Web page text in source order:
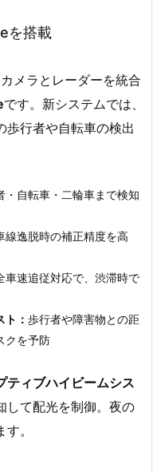
を搭載
メラとレーダーを統合
です。新システムでは、
歩行者や自転車の検出
・自転車・二輪車まで検知
線逸脱時の補正精度を高
車速追従対応で、渋滞時で
： 歩行者や障害物との距
クを予防
ティブハイビームシス
して配光を制御。夜の
。